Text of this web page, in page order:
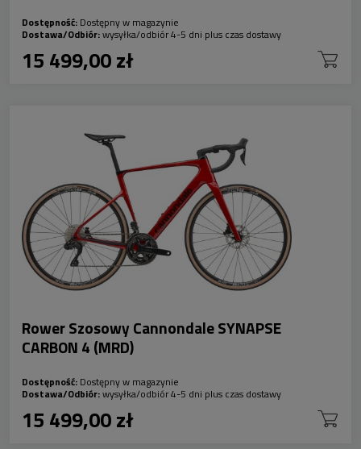
Dostępność: Dostępny w magazynie
Dostawa/Odbiór:wysyłka/odbiór 4-5 dni plus czas dostawy
15 499,00 zł
Rower Szosowy Cannondale SYNAPSE
CARBON 4 (MRD)
Dostępność: Dostępny w magazynie
Dostawa/Odbiór:wysyłka/odbiór 4-5 dni plus czas dostawy
15 499,00 zł